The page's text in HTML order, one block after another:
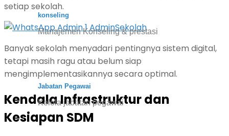
konseling
Manajemen Konseling & prestasi
Jabatan Pegawai
Kelola jabatan pegawai
setiap sekolah.
Banyak sekolah menyadari pentingnya sistem digital,
tetapi masih ragu atau belum siap
mengimplementasikannya secara optimal.
Kendala Infrastruktur dan
Kesiapan SDM